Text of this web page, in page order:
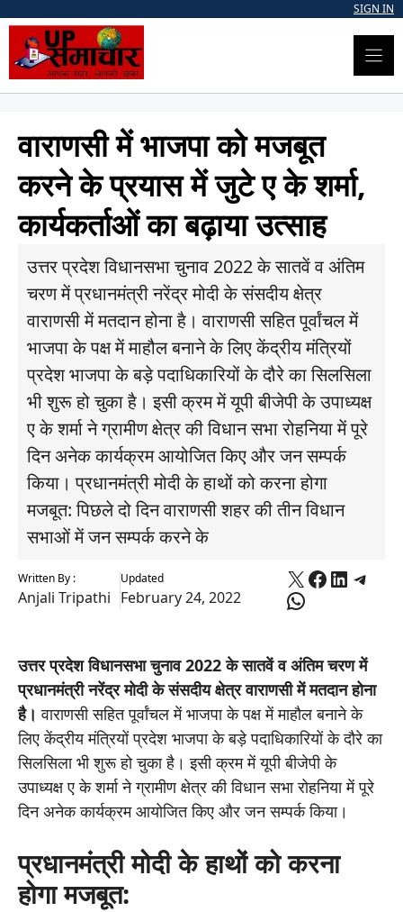
content
SIGN IN
वाराणसी में भाजपा को मजबूत
करने के प्रयास में जुटे ए के शर्मा,
कार्यकर्ताओं का बढ़ाया उत्साह
उत्तर प्रदेश विधानसभा चुनाव 2022 के सातवें व अंतिम
चरण में प्रधानमंत्री नरेंद्र मोदी के संसदीय क्षेत्र
वाराणसी में मतदान होना है। वाराणसी सहित पूर्वांचल में
भाजपा के पक्ष में माहौल बनाने के लिए केंद्रीय मंत्रियों
प्रदेश भाजपा के बड़े पदाधिकारियों के दौरे का सिलसिला
भी शुरू हो चुका है। इसी क्रम में यूपी बीजेपी के उपाध्यक्ष
ए के शर्मा ने ग्रामीण क्षेत्र की विधान सभा रोहनिया में पूरे
दिन अनेक कार्यक्रम आयोजित किए और जन सम्पर्क
किया। प्रधानमंत्री मोदी के हाथों को करना होगा
मजबूत: पिछले दो दिन वाराणसी शहर की तीन विधान
सभाओं में जन सम्पर्क करने के
Written By :
Anjali Tripathi
Updated
February 24, 2022
X Facebook
WhatsApp
उत्तर प्रदेश विधानसभा चुनाव 2022 के सातवें व अंतिम चरण में
प्रधानमंत्री नरेंद्र मोदी के संसदीय क्षेत्र वाराणसी में मतदान होना
है। वाराणसी सहित पूर्वांचल में भाजपा के पक्ष में माहौल बनाने के
लिए केंद्रीय मंत्रियों प्रदेश भाजपा के बड़े पदाधिकारियों के दौरे का
सिलसिला भी शुरू हो चुका है। इसी क्रम में यूपी बीजेपी के
उपाध्यक्ष ए के शर्मा ने ग्रामीण क्षेत्र की विधान सभा रोहनिया में पूरे
दिन अनेक कार्यक्रम आयोजित किए और जन सम्पर्क किया।
प्रधानमंत्री मोदी के हाथों को करना
होगा मजबूत: